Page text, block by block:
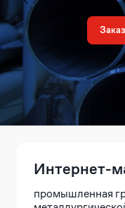
Интернет-
промышленная